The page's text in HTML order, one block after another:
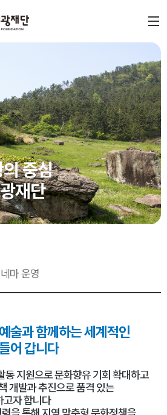
중심
재단
마 운영
술과함께하는 세계적인
어 갑니다
동 지원으로 문화향유 기회 확대하고
개발과 추진으로 품격 있는
고자 합니다